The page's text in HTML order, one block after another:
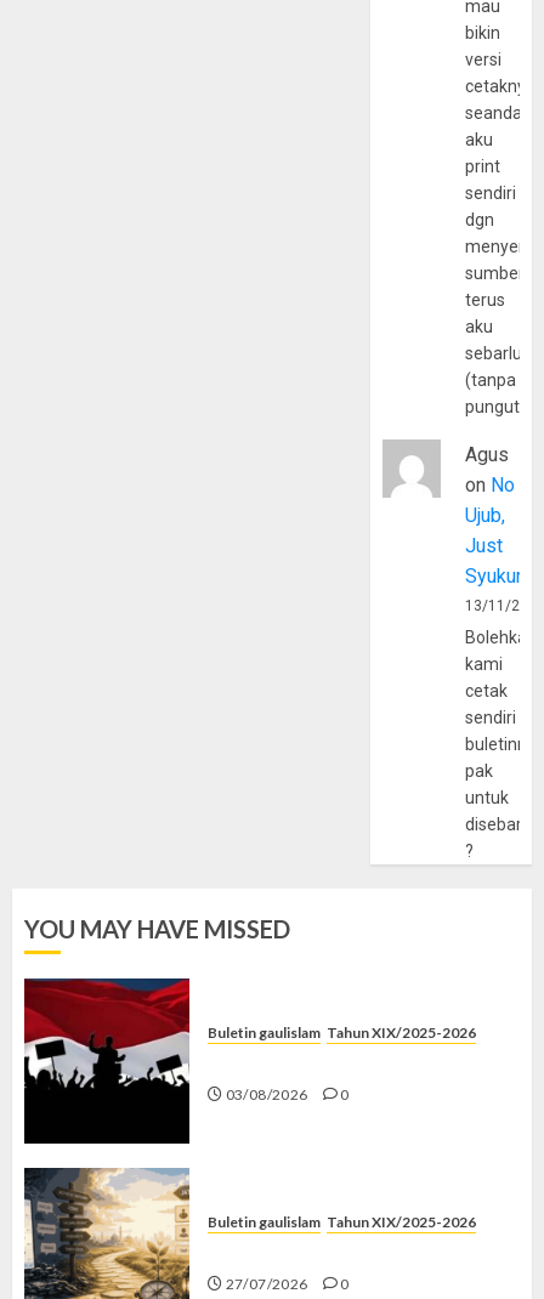
mau
bikin
versi
cetaknya
aku
print
sendiri
dgn
sumber
terus
aku
(tanpa
Agus
on No
Ujub,
Just
Syukur
13/11/
Bolehkah
kami
cetak
sendiri
pak
untuk
?
YOU MAY HAVE MISSED
Buletin gaulislam Tahun XIX/2025-2026
03/08/2026 0
Buletin gaulislam Tahun XIX/2025-2026
27/07/2026 0